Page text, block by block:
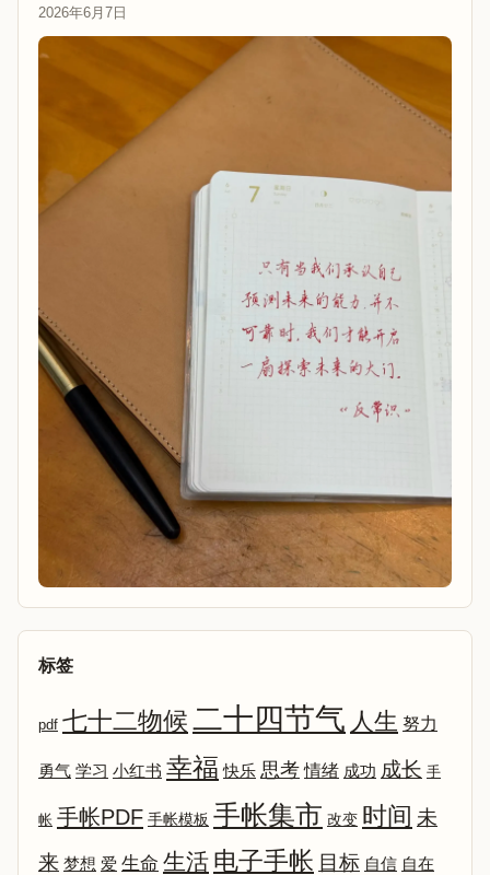
2026年6月7日
标签
pdf 七十二物候二十四节气 人生 努力
勇气 学习 小红书 幸福 快乐 思考 情绪 成功 成长 手
帐 手帐PDF 手帐模板 手帐集市 改变 时间 未
来 梦想 爱 生命 生活 电子手帐 目标 自信 自在